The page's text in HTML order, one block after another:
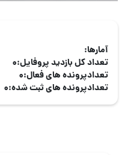
آمارها:
تعداد کل بازدید پروفایل:0
تعدادپرونده های فعال:0
تعدادپرونده های ثبت شده:0